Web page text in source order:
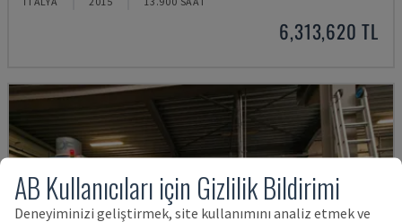
6,313,620 TL
AB Kullanıcıları için Gizlilik Bildirimi
Deneyiminizi geliştirmek, site kullanımını analiz etmek ve